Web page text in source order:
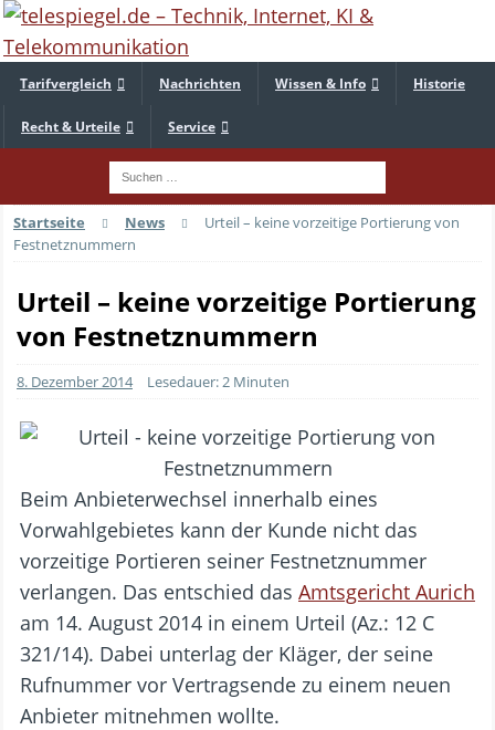
Tarifvergleich Nachrichten Wissen & Info Historie
Recht & Urteile Service
Startseite News
Urteil – keine vorzeitige Portierung von
Festnetznummern
Urteil – keine vorzeitige Portierung
von Festnetznummern
8. Dezember 2014 Lesedauer: 2 Minuten
Beim Anbieterwechsel innerhalb eines
Vorwahlgebietes kann der Kunde nicht das
vorzeitige Portieren seiner Festnetznummer
verlangen. Das entschied das Amtsgericht Aurich
am 14. August 2014 in einem Urteil (Az.: 12 C
321/14). Dabei unterlag der Kläger, der seine
Rufnummer vor Vertragsende zu einem neuen
Anbieter mitnehmen wollte.